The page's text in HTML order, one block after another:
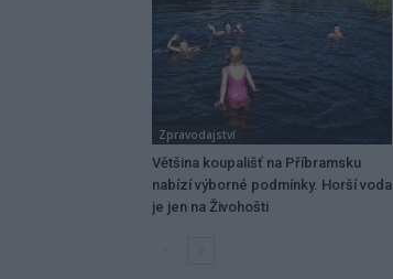
Zpravodajství
Většina koupališť na Příbramsku
nabízí výborné podmínky. Horší voda
je jen na Živohošti